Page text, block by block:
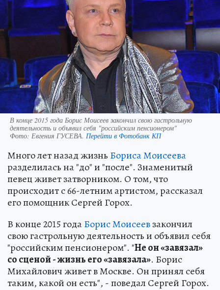
В конце 2015 года Борис Моисеев закончил свою гастрольную
деятельность и объявил себя "российским пенсионером"
Фото: Евгения ГУСЕВА. Перейти в Фотобанк КП
Много лет назад жизнь Бориса Моисеева
разделилась на "до" и "после". Знаменитый
певец живет затворником. О том, что
происходит с 66-летним артистом, рассказал
его помощник Сергей Горох.
В конце 2015 годаБорис Моисеевзакончил
свою гастрольную деятельность и объявил себя
"российским пенсионером". "Не он «завязал»
со сценой - жизнь его «завязала». Борис
Михайлович живет в Москве. Он принял себя
таким, какой он есть", - поведал Сергей Горох.